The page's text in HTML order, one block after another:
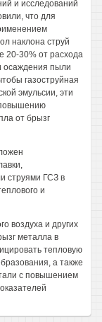
и исследований
что для
наклона струй
20-30% от расхода
осаждения пыли
газоструйная
эмульсии, эти
от брызг
струями ГСЗ в
и
воздуха и других
металла в
тепловую
а также
с повышением